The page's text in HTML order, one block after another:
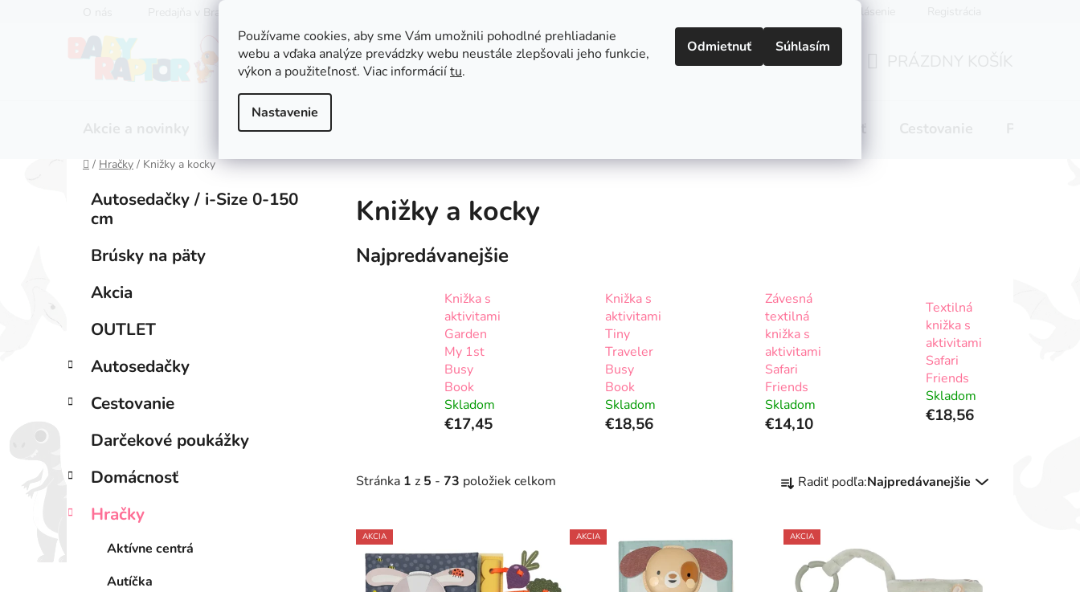
Používame cookies, aby sme Vám umožnili pohodlné prehliadanie
webu a vďaka analýze prevádzky webu neustále zlepšovali jeho funkcie,
výkon a použiteľnosť. Viac informáciítu.
Nastavenie
Odmietnuť Súhlasím
Predajňa v Bratislave Prihlásenie
Zľavy Kočíky
Domov
/ Hračky / Knižky a kocky
e
Preskočiť
kategórie
Autosedačky / i-Size 0-150
cm
Brúsky na päty
Akcia
OUTLET
Autosedačky
Cestovanie
Darčekové poukážky
Domácnosť
Hračky
Aktívne centrá
Autíčka
Knižky a kocky
Najpredávanejšie
Knižka s
aktivitami
Garden
My 1st
Busy
Book
Skladom
€17,45
Knižka s
aktivitami
Tiny
Traveler
Busy
Book
Skladom
€18,56
Závesná
textilná
knižka s
aktivitami
Safari
Friends
Skladom
€14,10
Textilná
knižka s
aktivitami
Safari
Friends
Skladom
€18,56
Stránka 1 z 5 - 73 položiek celkom
a
e
n
Radiť podľa:Najpredávanejšie
V
ý
p
AKCIA AKCIA AKCIA